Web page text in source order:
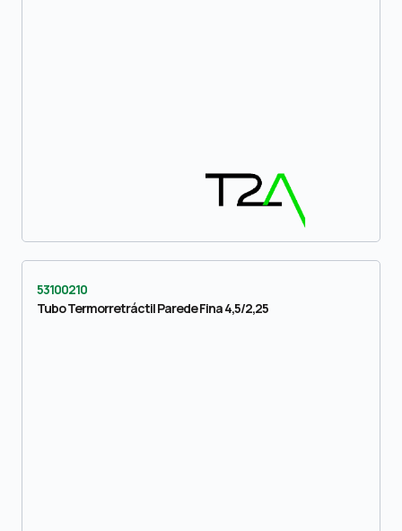
53100210
Tubo Termorretráctil Parede Fina 4,5/2,25